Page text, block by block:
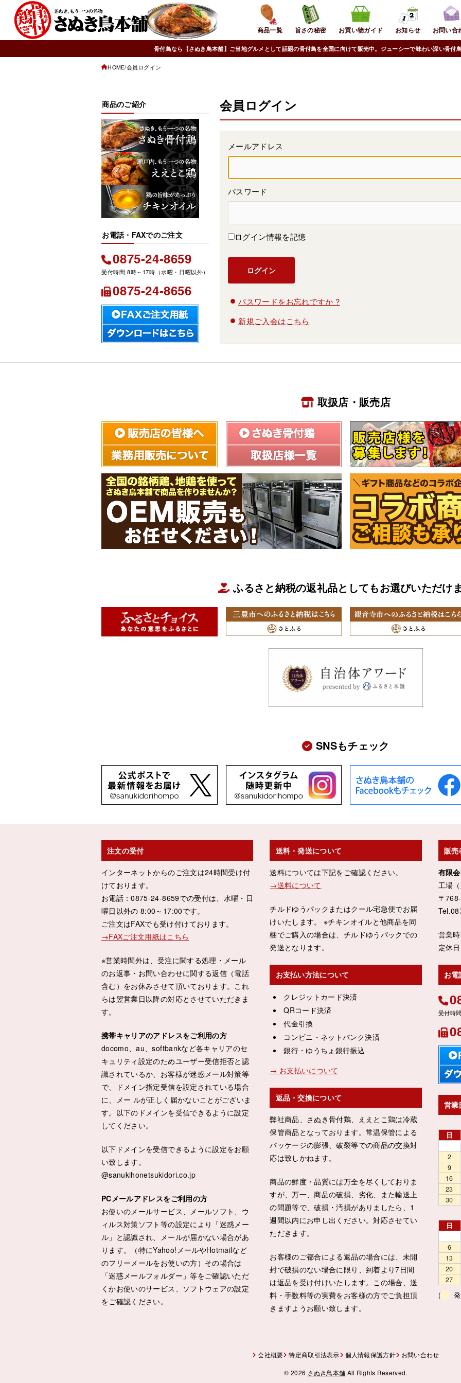
商品一覧 旨さの秘密 お買い物ガイド お知らせ お問い合
骨付鳥なら【さぬき鳥本舗】ご当地グルメとして話題の骨付鳥を全国に向けて販売中。ジューシーで味わい深い骨付
HOME 会員ログイン
会員ログイン
メールアドレス
パスワード
ログイン情報を記憶
パスワードをお忘れですか ?
新規ご入会はこちら
商品のご紹介
お電話・FAXでのご注文
0875-24-8659
0875-24-8656
取扱店・販売店
ふるさと納税の返礼品としてもお選びいただけ
SNSもチェック
注文の受付
インターネットからのご注文は24時間受け付
けております。
お電話：0875-24-8659での受付は、水曜・日
曜日以外の 8:00～17:00です。
ご注文はFAXでも受け付けております。
→FAXご注文用紙はこちら
※営業時間外は、受注に関する処理・メール
のお返事・お問い合わせに関する返信（電話
含む）をお休みさせて頂いております。これ
らは翌営業日以降の対応とさせていただきま
す。
携帯キャリアのアドレスをご利用の方
docomo、au、softbankなど各キャリアのセ
キュリティ設定のためユーザー受信拒否と認
識されているか、お客様が迷惑メール対策等
で、ドメイン指定受信を設定されている場合
に、メー ルが正しく届かないことがございま
す。以下のドメインを受信できるように設定
してください。
以下ドメインを受信できるように設定をお願
い致します。
@sanukihonetsukidori.co.jp
PCメールアドレスをご利用の方
お使いのメールサービス、メールソフト、ウ
ィルス対策ソフト等の設定により「迷惑メー
ル」と認識され、メールが届かない場合があ
ります。（特にYahoo!メールやHotmailなど
のフリーメールをお使いの方）その場合は
「迷惑メールフォルダー」等をご確認いただ
くかお使いのサービス、ソフトウェアの設定
をご確認ください。
送料・発送について
送料については下記をご確認ください。
→送料について
チルドゆうパックまたはクール宅急便でお届
けいたします。 ※チキンオイルと他商品を同
梱でご購入の場合は、チルドゆうパックでの
発送となります。
お支払い方法について
クレジットカード決済
QRコード決済
代金引換
コンビニ・ネットバンク決済
銀行・ゆうちょ銀行振込
→ お支払いについて
返品・交換について
弊社商品、さぬき骨付鶏、ええとこ鶏は冷蔵
保管商品となっております。常温保管による
パッケージの膨張、破裂等での商品の交換対
応は致しかねます。
商品の鮮度・品質には万全を尽くしておりま
すが、万一、商品の破損、劣化、また輸送上
の問題等で、破損・汚損がありましたら、1
週間以内にお申し出ください。対応させてい
ただきます。
お客様のご都合による返品の場合には、未開
封で破損のない場合に限り、到着より7日間
は返品を受け付けいたします。この場合、送
料・手数料等の実費をお客様の方でご負担頂
きますようお願い致します。
販売
有限
工場
〒
営業
定休
お
営業
日
2
9
16
23
30
日
6
13
20
27
(
会社概要 特定商取引法表示 個人情報保護方針 お問い合わせ
© 2026 さぬき鳥本舗 All Rights Reserved.